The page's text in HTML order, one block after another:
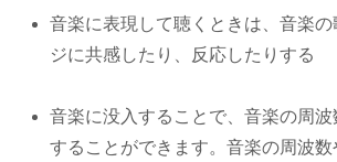
音楽に表現して聴くときは、音楽
ジに共感したり、反応したりする
音楽に没入することで、音楽の周波
することができます。音楽の周波